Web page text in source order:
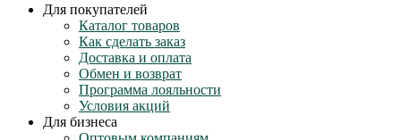
Для покупателей
Каталог товаров
Как сделать заказ
Доставка и оплата
Обмен и возврат
Программа лояльности
Условия акций
Для бизнеса